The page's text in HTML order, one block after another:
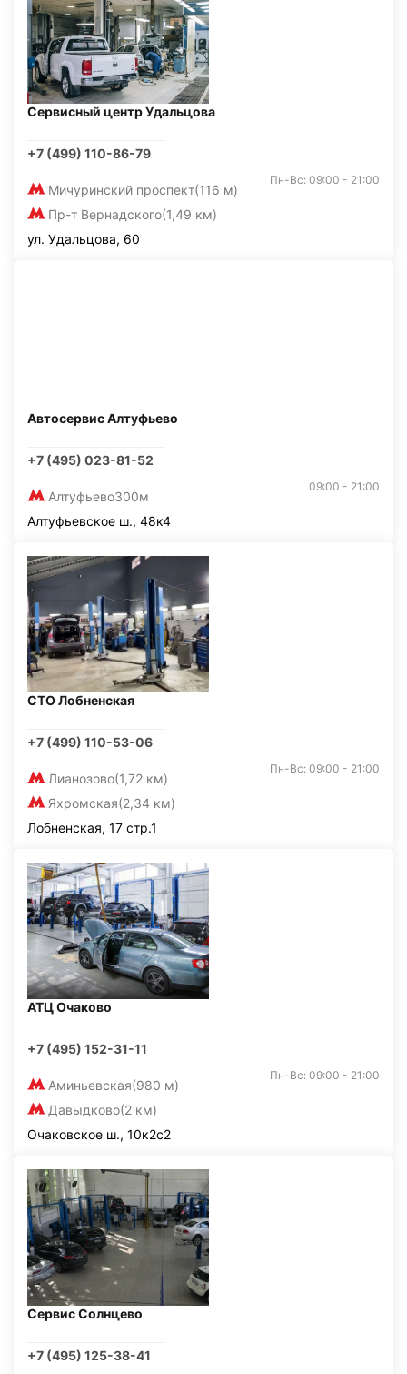
Сервисный центр Удальцова
+7 (499) 110-86-79
Мичуринский проспект(116 м)
Пр-т Вернадского(1,49 км)
Пн-Вс: 09:00 - 21:00
ул. Удальцова, 60
Автосервис Алтуфьево
+7 (495) 023-81-52
Алтуфьево300м
09:00 - 21:00
Алтуфьевское ш., 48к4
СТО Лобненская
+7 (499) 110-53-06
Лианозово(1,72 км)
Яхромская(2,34 км)
Пн-Вс: 09:00 - 21:00
Лобненская, 17 стр.1
АТЦ Очаково
+7 (495) 152-31-11
Аминьевская(980 м)
Давыдково(2 км)
Пн-Вс: 09:00 - 21:00
Очаковское ш., 10к2с2
Сервис Солнцево
+7 (495) 125-38-41